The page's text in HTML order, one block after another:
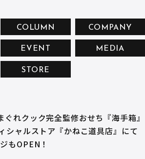
お問い合せ
プライバシーポリシー
COLUMN COMPANY
EVENT MEDIA
STORE
ぐれクック完全監修おせち『海手箱』
シャルストア『かねこ道具店』にて
もOPEN！